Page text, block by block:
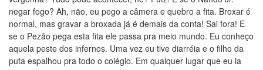
negar fogo? Ah, não, eu pego a câmera e quebro a fita. Broxar é
normal, mas gravar a broxada já é demais da conta! Sai fora! E
se o Pezão pega esta fita ele passa pra meio mundo. Eu conheço
aquela peste dos infernos. Uma vez eu tive diarréia e o filho da
puta espalhou pra todo o colégio. Em qualquer lugar que eu ia